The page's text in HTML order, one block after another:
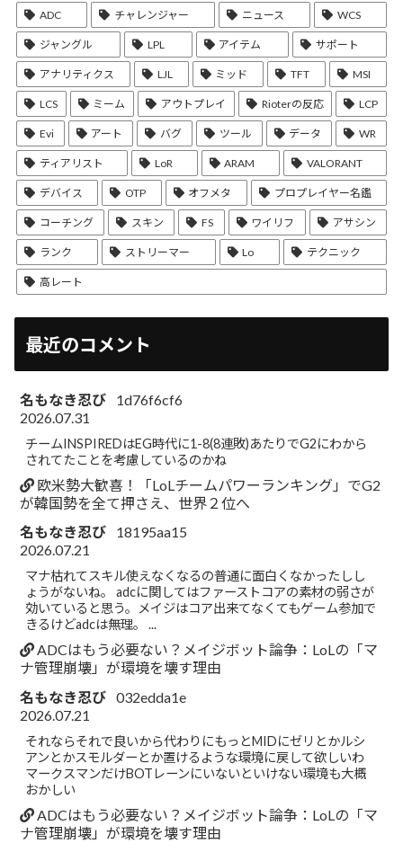
ADC チャレンジャー ニュース WCS
ジャングル LPL アイテム サポート
アナリティクス LJL ミッド TFT MSI
LCS ミーム アウトプレイ Rioterの反応 LCP
Evi アート バグ ツール データ WR
ティアリスト LoR ARAM VALORANT
デバイス OTP オフメタ プロプレイヤー名鑑
コーチング スキン FS ワイリフ アサシン
ランク ストリーマー Lo テクニック
高レート
最近のコメント
名もなき忍び
1d76f6cf6
2026.07.31
チームINSPIREDはEG時代に1-8(8連敗)あたりでG2にわから
されてたことを考慮しているのかね
欧米勢大歓喜！「LoLチームパワーランキング」でG2
が韓国勢を全て押さえ、世界２位へ
名もなき忍び
18195aa15
2026.07.21
マナ枯れてスキル使えなくなるの普通に面白くなかったしし
ょうがないね。 adcに関してはファーストコアの素材の弱さが
効いていると思う。メイジはコア出来てなくてもゲーム参加で
きるけどadcは無理。 ...
ADCはもう必要ない？メイジボット論争：LoLの「マ
ナ管理崩壊」が環境を壊す理由
名もなき忍び 032edda1e
2026.07.21
それならそれで良いから代わりにもっとMIDにゼリとかルシ
アンとかスモルダーとか置けるような環境に戻して欲しいわ
マークスマンだけBOTレーンにいないといけない環境も大概
おかしい
ADCはもう必要ない？メイジボット論争：LoLの「マ
ナ管理崩壊」が環境を壊す理由